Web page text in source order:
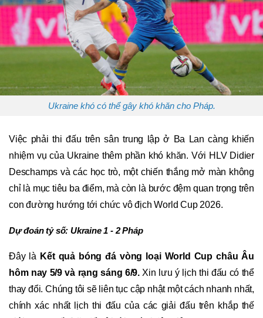
Ukraine khó có thể gây khó khăn cho Pháp.
Việc phải thi đấu trên sân trung lập ở Ba Lan càng khiến
nhiệm vụ của Ukraine thêm phần khó khăn. Với HLV Didier
Deschamps và các học trò, một chiến thắng mở màn không
chỉ là mục tiêu ba điểm, mà còn là bước đệm quan trọng trên
con đường hướng tới chức vô địch World Cup 2026.
Dự đoán tỷ số: Ukraine 1 - 2 Pháp
Đây là Kết quả bóng đá vòng loại World Cup châu Âu
hôm nay 5/9 và rạng sáng 6/9.Xin lưu ý lịch thi đấu có thể
thay đổi. Chúng tôi sẽ liên tục cập nhật một cách nhanh nhất,
chính xác nhất lịch thi đấu của các giải đấu trên khắp thế